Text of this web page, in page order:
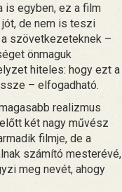
is egyben, ez a film
de nem is teszi
szövetkezeteknek –
önmaguk
hiteles: hogy ezt a
– elfogadható.
realizmus
két nagy művész
filmje, de a
számító mesterévé,
meg nevét, ahogy